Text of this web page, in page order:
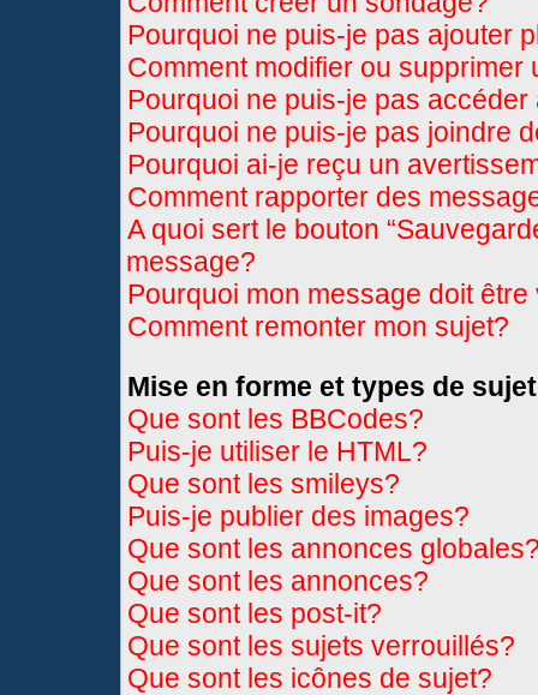
Pourquoi ne puis-je pas ajouter
Comment modifier ou supprimer
Pourquoi ne puis-je pas accéder
Pourquoi ne puis-je pas joindre
Pourquoi ai-je reçu un
Comment rapporter des
A quoi sert le bouton
message?
Pourquoi mon message doit être
Comment remonter mon sujet?
Mise en forme et types de sujet
Que sont les BBCodes?
Puis-je utiliser le HTML?
Que sont les smileys?
Puis-je publier des images?
Que sont les annonces
Que sont les annonces?
Que sont les post-it?
Que sont les sujets verrouillés?
Que sont les icônes de sujet?